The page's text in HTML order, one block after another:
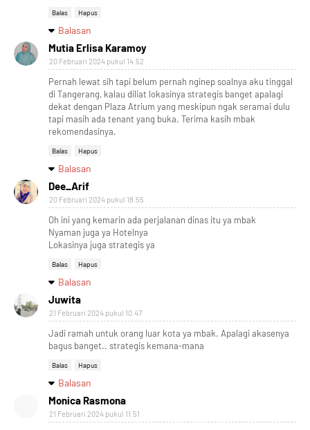
Balas Hapus
Balasan
Mutia Erlisa Karamoy
20 Februari 2024 pukul 14.52
Pernah lewat sih tapi belum pernah nginep soalnya aku tinggal
di Tangerang, kalau diliat lokasinya strategis banget apalagi
dekat dengan Plaza Atrium yang meskipun ngak seramai dulu
tapi masih ada tenant yang buka. Terima kasih mbak
rekomendasinya.
Balas Hapus
Balasan
Dee_Arif
20 Februari 2024 pukul 18.55
Oh ini yang kemarin ada perjalanan dinas itu ya mbak
Nyaman juga ya Hotelnya
Lokasinya juga strategis ya
Balas Hapus
Balasan
Juwita
21 Februari 2024 pukul 10.47
Jadi ramah untuk orang luar kota ya mbak. Apalagi akasenya
bagus banget.. strategis kemana-mana
Balas Hapus
Balasan
Monica Rasmona
21 Februari 2024 pukul 11.51